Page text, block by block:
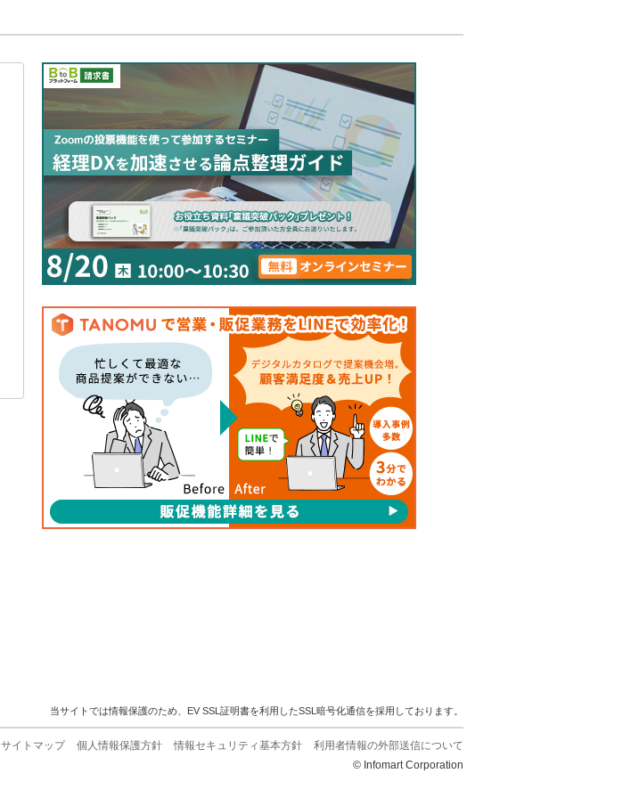
当サイトでは情報保護のため、EV SSL証明書を利用したSSL暗号化通信を採用しております。
サイトマップ 個人情報保護方針 情報セキュリティ基本方針
利用者情報の外部送信について
© Infomart Corporation